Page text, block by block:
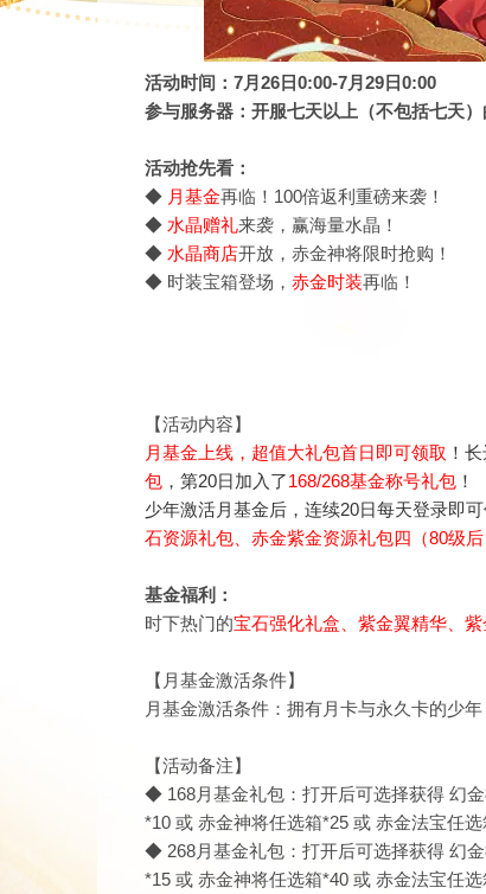
活动时间：7月26日0:00-7月29日0:00
参与服务器：开服七天以上（不包括七天
活动抢先看：
◆ 月基金再临！100倍返利重磅来袭！
◆ 水晶赠礼来袭，赢海量水晶！
◆ 水晶商店开放，赤金神将限时抢购！
◆ 时装宝箱登场， 赤金时装再临！
【活动内容】
月基金上线，超值大礼包首日即可领取 ！
包 ，第20日加入了168/268基金称号礼包 ！
少年激活月基金后，连续20日每天登录即
石资源礼包 、赤金紫金资源礼包四（80级
基金福利：
时下热门的宝石强化礼盒 、紫金翼精华、 紫
【月基金激活条件】
月基金激活条件：拥有月卡与永久卡的少
【活动备注】
◆ 168月基金礼包：打开后可选择获得 幻
*10 或 赤金神将任选箱*25 或 赤金法宝任选
◆ 268月基金礼包：打开后可选择获得 幻
*15 或 赤金神将任选箱*40 或 赤金法宝任选